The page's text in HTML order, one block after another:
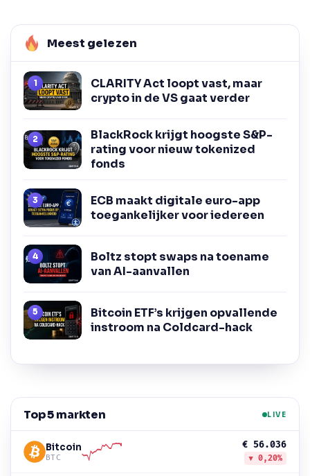
Meest gelezen
CLARITY Act loopt vast, maar
crypto in de VS gaat verder
BlackRock krijgt hoogste S&P-
rating voor nieuw tokenized
fonds
ECB maakt digitale euro-app
toegankelijker voor iedereen
Boltz stopt swaps na toename
van AI-aanvallen
Bitcoin ETF’s krijgen opvallende
instroom na Coldcard-hack
Top 5 markten LIVE
Bitcoin
BTC
€ 56.036
▼ 0,20%